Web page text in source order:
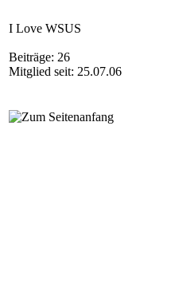
I Love WSUS
Beiträge: 26
Mitglied seit: 25.07.06